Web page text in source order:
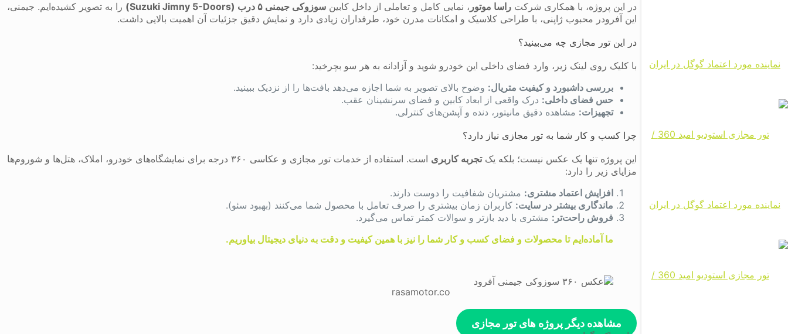
در این پروژه، با همکاری شرکت راسا موتور ، نمایی کامل و تعاملی از داخل کابین سوزوکی جیمنی ۵ درب (Suzuki Jimny 5-Doors)
را به تصویر کشیده‌ایم. جیمنی،
این آفرودر محبوب ژاپنی، با طراحی کلاسیک و امکانات مدرن خود، طرفداران زیادی دارد و نمایش دقیق جزئیات آن اهمیت بالایی داشت.
در این تور مجازی چه می‌بینید؟
با کلیک روی لینک زیر، وارد فضای داخلی این خودرو شوید و آزادانه به هر سو بچرخید:
بررسی داشبورد و کیفیت متریال: وضوح بالای تصویر به شما اجازه می‌دهد بافت‌ها را از نزدیک ببینید.
حس فضای داخلی: درک واقعی از ابعاد کابین و فضای سرنشینان عقب.
تجهیزات: مشاهده دقیق مانیتور، دنده و آپشن‌های کنترلی.
چرا کسب‌ و کار شما به تور مجازی نیاز دارد؟
این پروژه تنها یک عکس نیست؛ بلکه یکتجربه کاربری
است. استفاده از خدمات تور مجازی و عکاسی ۳۶۰ درجه برای نمایشگاه‌های خودرو، املاک، هتل‌ها و شوروم‌ها
مزایای زیر را دارد:
افزایش اعتماد مشتری: مشتریان شفافیت را دوست دارند.
ماندگاری بیشتر در سایت: کاربران زمان بیشتری را صرف تعامل با محصول شما می‌کنند (بهبود سئو).
فروش راحت‌تر: مشتری با دید بازتر و سوالات کمتر تماس می‌گیرد.
ما آماده‌ایم تا محصولات و فضای کسب‌ و کار شما را نیز با همین کیفیت و دقت به دنیای دیجیتال بیاوریم.
rasamotor.co
مشاهده دیگر پروژه های تور مجازی